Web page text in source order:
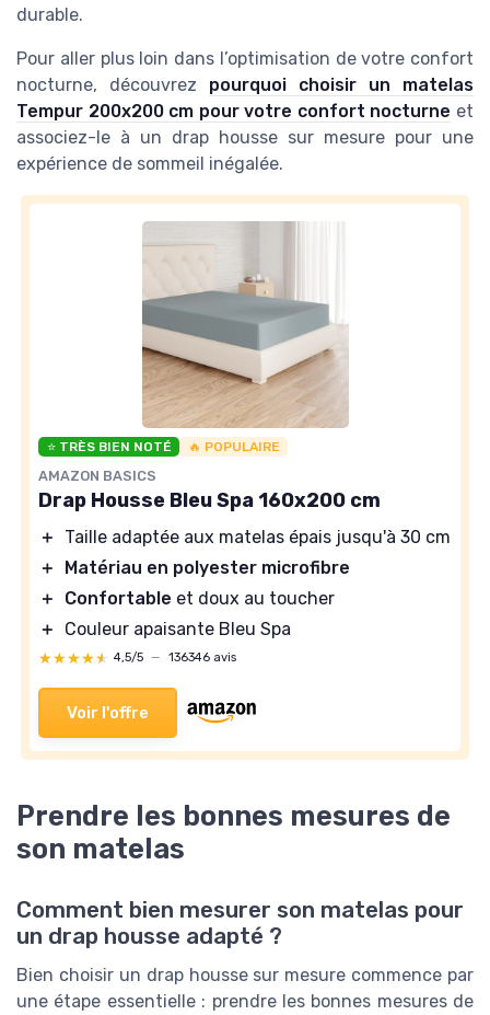
durable.
Pour aller plus loin dans l’optimisation de votre confort
nocturne, découvrez pourquoi choisir un matelas
Tempur 200x200 cm pour votre confort nocturne et
associez-le à un drap housse sur mesure pour une
expérience de sommeil inégalée.
⭐ TRÈS BIEN NOTÉ 🔥 POPULAIRE
AMAZON BASICS
Drap Housse Bleu Spa 160x200 cm
＋
Taille adaptée aux matelas épais jusqu'à 30 cm
＋
Matériau en polyester microfibre
＋
Confortable et doux au toucher
＋
Couleur apaisante Bleu Spa
★★★★★
★★★★★ 4,5/5 — 136346 avis
Voir l'offre
Prendre les bonnes mesures de
son matelas
Comment bien mesurer son matelas pour
un drap housse adapté ?
Bien choisir un drap housse sur mesure commence par
une étape essentielle : prendre les bonnes mesures de